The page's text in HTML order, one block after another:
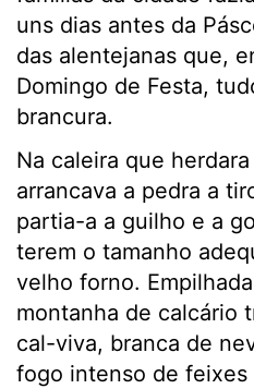
uns dias antes da
das alentejanas que,
Domingo de Festa,
brancura.
Na caleira que
arrancava a pedra a
partia-a a guilho e a
terem o tamanho
velho forno.
montanha de calcário
cal-viva, branca de
fogo intenso de feixes